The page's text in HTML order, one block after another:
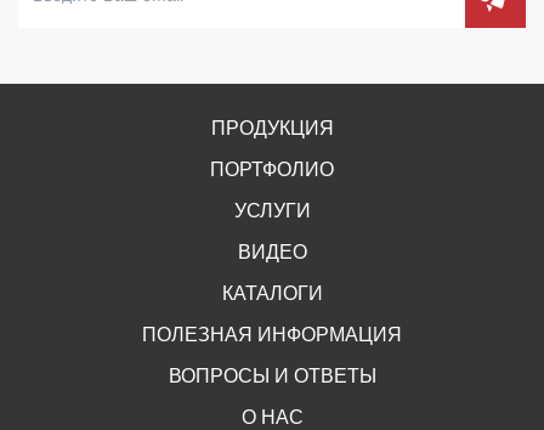
ПРОДУКЦИЯ
ПОРТФОЛИО
УСЛУГИ
ВИДЕО
КАТАЛОГИ
ПОЛЕЗНАЯ ИНФОРМАЦИЯ
ВОПРОСЫ И ОТВЕТЫ
О НАС